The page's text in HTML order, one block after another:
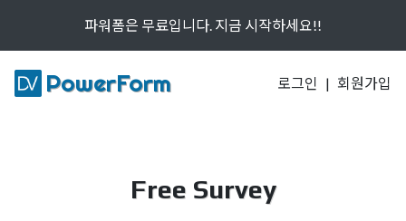
파워폼은 무료입니다. 지금 시작하세요!!
PowerForm 로그인 | 회원가입
Free Survey